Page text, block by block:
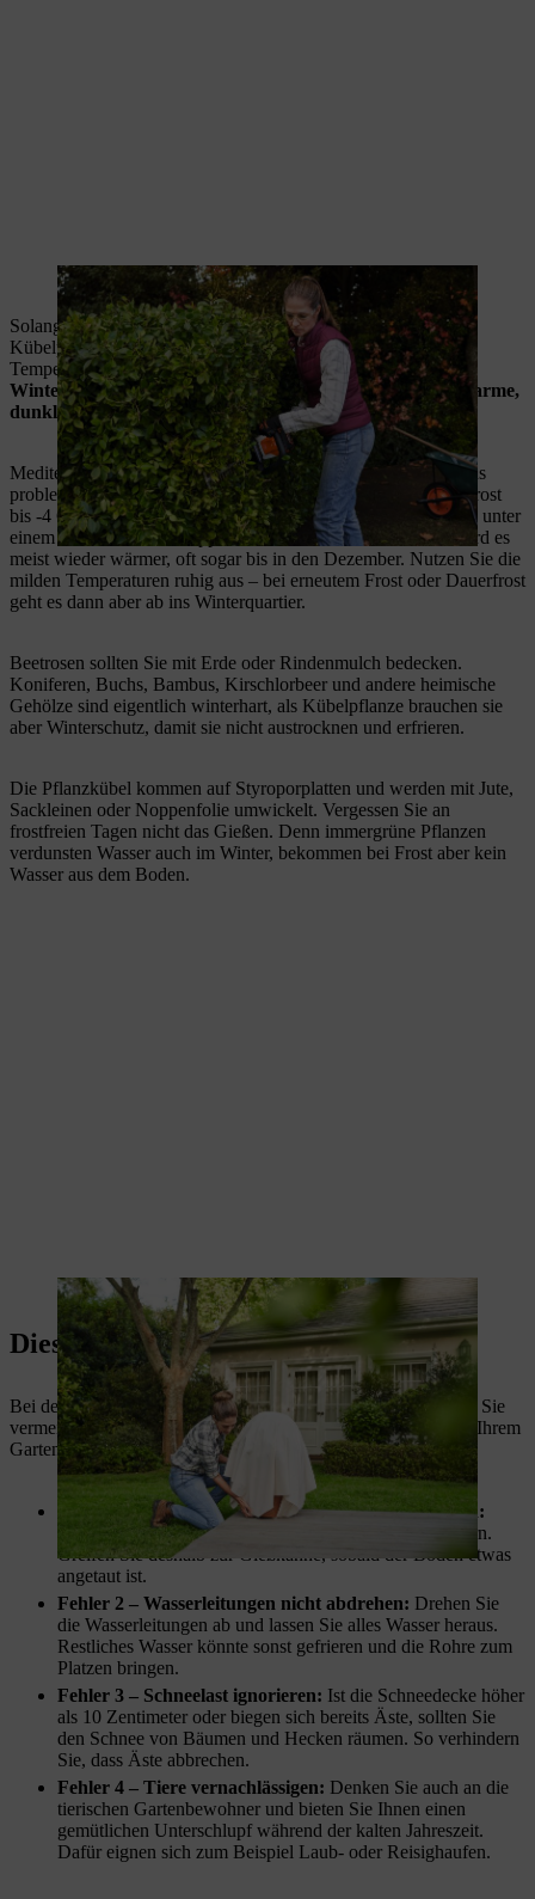
Bei vielen Hecken bietet sich ein Rückschnitt im Winter an.
Solange sich noch kein Frost angekündigt hat, dürfen robuste
Kübelpflanzen wie Oleander oder Agapanthus bei milden
Temperaturen draußen bleiben. Zögern Sie den Einzug ins
Winterquartier möglichst lange hinaus, denn das oft zu warme,
dunkle Winterquartier bedeutet Stress für die Pflanzen.
Mediterrane Pflanzen stecken Temperaturen um 0 Grad Celsius
problemlos weg, robuste Oleander oder Olivenbäume sogar Frost
bis -4 Grad. Die ersten Fröste überstehen die Pflanzen deshalb unter
einem Bettlaken oder Noppenfolie dicht am Haus. Danach wird es
meist wieder wärmer, oft sogar bis in den Dezember. Nutzen Sie die
milden Temperaturen ruhig aus – bei erneutem Frost oder Dauerfrost
geht es dann aber ab ins Winterquartier.
Beetrosen sollten Sie mit Erde oder Rindenmulch bedecken.
Koniferen, Buchs, Bambus, Kirschlorbeer und andere heimische
Gehölze sind eigentlich winterhart, als Kübelpflanze brauchen sie
aber Winterschutz, damit sie nicht austrocknen und erfrieren.
Die Pflanzkübel kommen auf Styroporplatten und werden mit Jute,
Sackleinen oder Noppenfolie umwickelt. Vergessen Sie an
frostfreien Tagen nicht das Gießen. Denn immergrüne Pflanzen
verdunsten Wasser auch im Winter, bekommen bei Frost aber kein
Wasser aus dem Boden.
Ein Gartenvlies kann Kübelpflanzen vor der Kälte schützen.
Diese 4 Fehler sollten Sie vermeiden
Bei der Gartenpflege im Winter gibt es eine Menge Fehler, die Sie
vermeiden sollten, um auch in der kalten Jahreszeit Freude an Ihrem
Garten zu haben – dazu zählen auch die folgenden:
Fehler 1 – Immergrüne Pflanzen austrocknen lassen:
Immergrüne Pflanzen sollten Sie auch im Winter wässern.
Greifen Sie deshalb zur Gießkanne, sobald der Boden etwas
angetaut ist.
Fehler 2 – Wasserleitungen nicht abdrehen: Drehen Sie
die Wasserleitungen ab und lassen Sie alles Wasser heraus.
Restliches Wasser könnte sonst gefrieren und die Rohre zum
Platzen bringen.
Fehler 3 – Schneelast ignorieren: Ist die Schneedecke höher
als 10 Zentimeter oder biegen sich bereits Äste, sollten Sie
den Schnee von Bäumen und Hecken räumen. So verhindern
Sie, dass Äste abbrechen.
Fehler 4 – Tiere vernachlässigen: Denken Sie auch an die
tierischen Gartenbewohner und bieten Sie Ihnen einen
gemütlichen Unterschlupf während der kalten Jahreszeit.
Dafür eignen sich zum Beispiel Laub- oder Reisighaufen.